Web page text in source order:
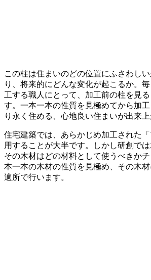
この柱は住まいのどの位置にふさわし
り、将来的にどんな変化が起こるか。
工する職人にとって、加工前の柱を見
す。一本一本の性質を見極めてから加
り永く住める、心地良い住まいが出来上
住宅建築では、あらかじめ加工された
用することが大半です。しかし研創では
その木材はどの材料として使うべきか
本一本の木材の性質を見極め、その木
適所で行います。